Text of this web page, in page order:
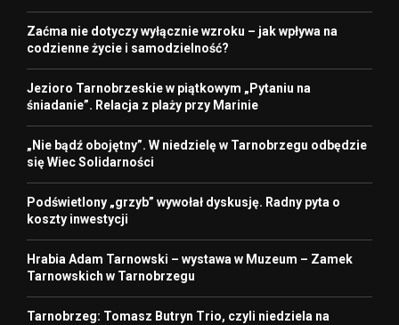
Zaćma nie dotyczy wyłącznie wzroku – jak wpływa na
codzienne życie i samodzielność?
Jezioro Tarnobrzeskie w piątkowym „Pytaniu na
śniadanie”. Relacja z plaży przy Marinie
„Nie bądź obojętny”. W niedzielę w Tarnobrzegu odbędzie
się Wiec Solidarności
Podświetlony „grzyb” wywołał dyskusję. Radny pyta o
koszty inwestycji
Hrabia Adam Tarnowski – wystawa w Muzeum – Zamek
Tarnowskich w Tarnobrzegu
Tarnobrzeg: Tomasz Butryn Trio, czyli niedziela na